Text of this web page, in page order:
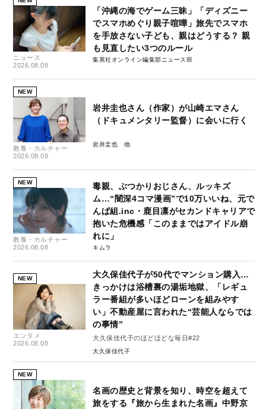
ニュース
2026.08.08
「沖縄の海でゲーム三昧」「ディズニー
でスマホめぐり親子喧嘩」旅先でスマホ
を手放さない子ども、親はどうする？ 親
も見直したい3つのルール
集英社オンライン編集部ニュース班
NEW
教養・カルチャー
2026.08.08
岩井圭也さん（作家）が山崎エマさん
（ドキュメンタリー監督）に会いに行く
岩井圭也
NEW
教養・カルチャー
2026.08.08
毒親、ぶつかりおじさん、ルッキズ
ム…“闇深4コマ漫画”で10万いいね、元で
んぱ組.inc・鹿目凛がセカンドキャリアで
抱いた危機感「このままではアイドル崩
れに」
キムラ
NEW
エンタメ
2026.08.08
大久保佳代子が50代でマンション購入…
きっかけは浴槽裏の湯垢地獄、「レギュ
ラー番組が多いほどローンを組みやす
い」不動産屋に言われた“芸能人ならでは
の事情”
大久保佳代子のほどほどな毎日#22
大久保佳代子
NEW
名画の歴史と背景を知り、時空を超えて
旅をする『旅から生まれた名画』中野京